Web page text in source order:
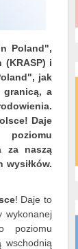
Poland",
(KRASP) i
jak
granicą, a
Daje
poziomu
za naszą
! Daje to
wykonanej
poziomu